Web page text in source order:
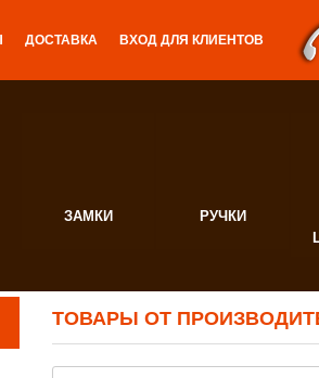
ДОСТАВКА ВХОД ДЛЯ КЛИЕНТОВ
ЗАМКИ РУЧКИ
ТОВАРЫ ОТ